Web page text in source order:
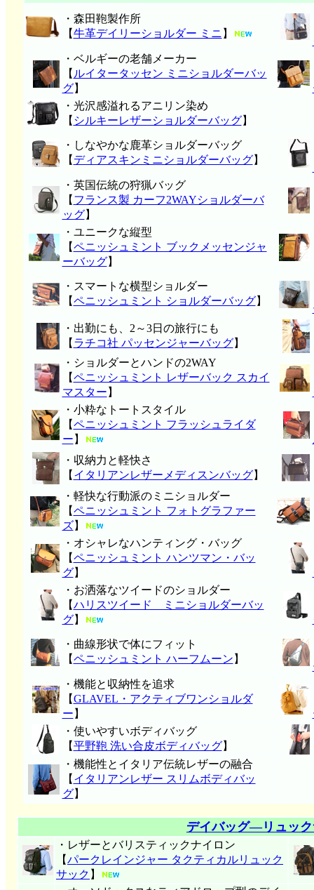
・森田鞄製作所
【牛革デイリーショルダー ミニ 】
・ベルギーの老舗メーカー
【 ルイタータッセン ミニショルダーバッ
グ】
・光沢感溢れるアニリン染め
【 シルキーレザーショルダーバッグ】
・しなやかな鹿革ショルダーバッグ
【 ディアスキンミニショルダーバッグ】
・英国伝統の狩猟バッグ
【 フランス製 カーフ2WAYショルダーバ
ッグ】
・ユニークな縦型
【ペニッシュミント ブックメッセンジャ
ーバッグ】
・スマートな横型ショルダー
【ペニッシュミント ショルダーバッグ】
・出勤にも、2～3日の旅行にも
【 ラチコ社 パッセンジャーバッグ】
・ショルダーとハンドの2WAY
【ペニッシュミント レザーバック スカイ
マスター 】
・小粋なトートスタイル
【ペニッシュミント フラッシュライダ
ー 】
・収納力と軽快さ
【 イタリアンレザーメディスンバッグ】
・軽快な行動派のミニショルダー
【ペニッシュミント フォトグラファー
ズ】
・オシャレなハンティング・バッグ
【ペニッシュミント ハンツマン・バッ
グ】
・お洒落なツイードのショルダー
【ハリスツイード ミニショルダーバッ
グ】
・曲線形状で体にフィット
【ペニッシュミント ハーフムーン 】
・機能と収納性を追求
【GLAVEL・アクティブワンショルダ
ー 】
・使いやすいボディバッグ
【平野鞄 洗い合皮ボディバッグ】
・機能性とイタリア伝統レザーの融合
【 イタリアンレザー スリムボディバッ
グ】
デイバッグ―リュッ
・レザーとバリスティックナイロン
【パークレインジャー タクティカルリュック
サック 】